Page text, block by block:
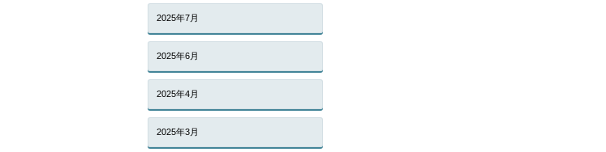
2025年7月
2025年6月
2025年4月
2025年3月